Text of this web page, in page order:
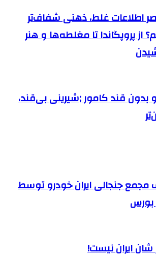
اطلاعات غلط، ذهنی شفاف‌تر
از پروپگاندا تا مغلطه‌ها و هنر
بدون قند کامور ;شیرینی بی‌قند،
مجمع جنجالی ایران خودرو توسط
بورس
ایران نیست!